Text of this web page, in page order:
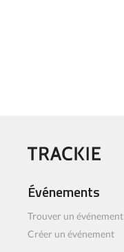
Événements
Trouver un événement
Créer un événement